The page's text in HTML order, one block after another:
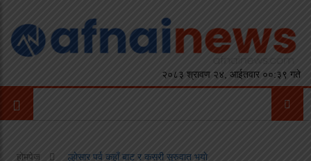
२०८३ श्रावण २४, आईतवार ००:३९ गते
होमपेज ल्हाेसार पर्व कहाँ बाट र कसरी सुरुवात भयाे